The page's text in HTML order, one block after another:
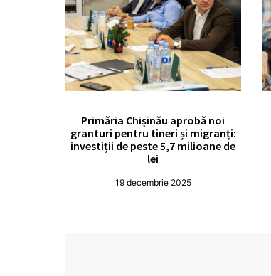
Primăria Chișinău aprobă noi
granturi pentru tineri și migranți:
investiții de peste 5,7 milioane de
lei
19 decembrie 2025